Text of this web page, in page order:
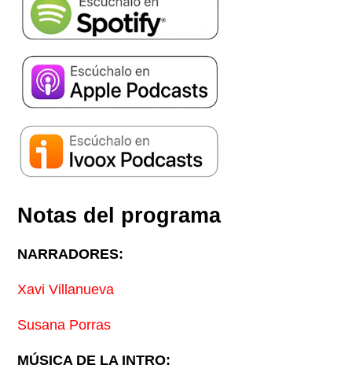
Notas del programa
NARRADORES:
Xavi Villanueva
Susana Porras
MÚSICA DE LA INTRO: